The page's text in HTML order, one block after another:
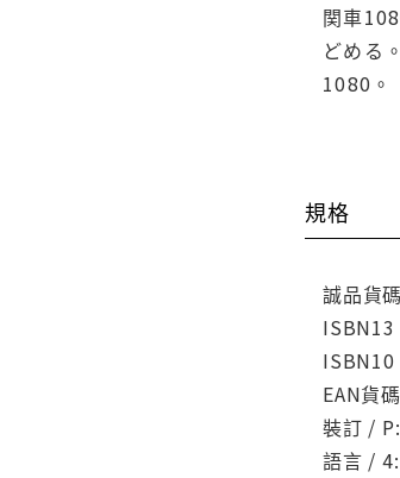
関車
どめる
1080。
規格
誠品貨
EAN貨
裝訂 /
語言 /